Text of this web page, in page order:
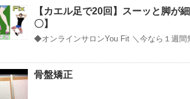
【カエル足で20回】スーッと脚が
〇】
◆オンラインサロンYou Fit ＼今なら１週
骨盤矯正